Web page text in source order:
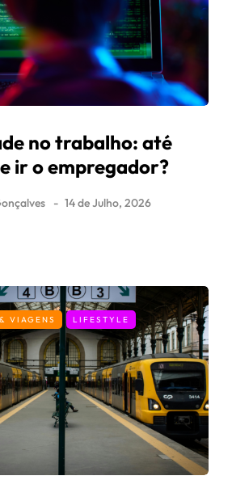
no trabalho: até
ir o empregador?
14 de Julho, 2026
VIAGENS
LIFESTYLE